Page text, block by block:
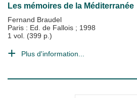
Les mémoires de la Méditerranée
Fernand Braudel
Paris : Ed. de Fallois ; 1998
1 vol. (399 p.)
Plus d'information...